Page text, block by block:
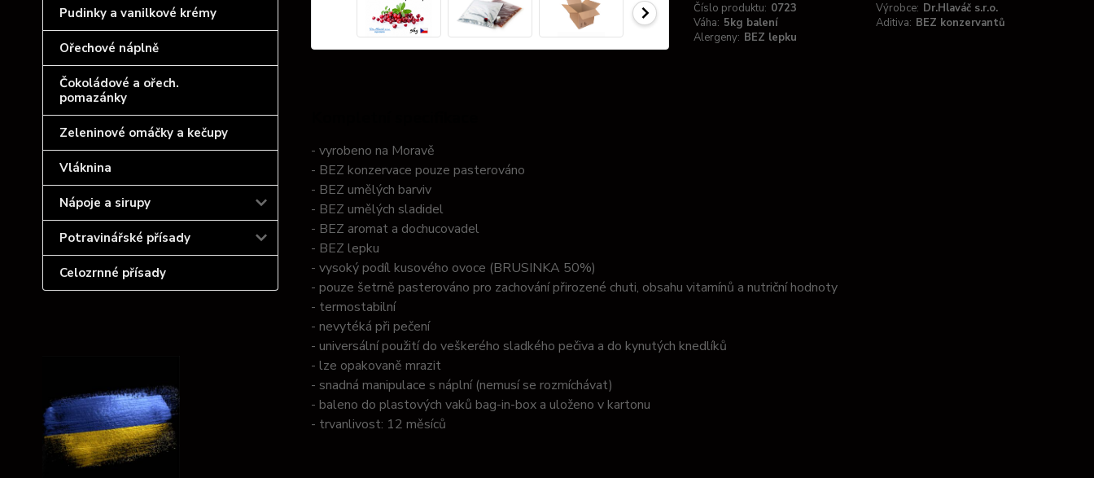
Pudinky a vanilkové krémy
Ořechové náplně
Čokoládové a ořech.
pomazánky
Zeleninové omáčky a kečupy
Vláknina
Nápoje a sirupy
Potravinářské přísady
Celozrnné přísady
Číslo produktu: 0723 Výrobce: Dr.Hlaváč s.r.o.
Váha: 5kg balení Aditiva: BEZ konzervantů
Alergeny: BEZ lepku
- vyrobeno na Moravě
- BEZ konzervace pouze pasterováno
- BEZ umělých barviv
- BEZ umělých sladidel
- BEZ aromat a dochucovadel
- BEZ lepku
- vysoký podíl kusového ovoce (BRUSINKA 50%)
- pouze šetrně pasterováno pro zachování přirozené chuti, obsahu vitamínů a nutriční hodnoty
- termostabilní
- nevytéká při pečení
- universální použití do veškerého sladkého pečiva a do kynutých knedlíků
- lze opakovaně mrazit
- snadná manipulace s náplní (nemusí se rozmíchávat)
- baleno do plastových vaků bag-in-box a uloženo v kartonu
- trvanlivost: 12 měsíců